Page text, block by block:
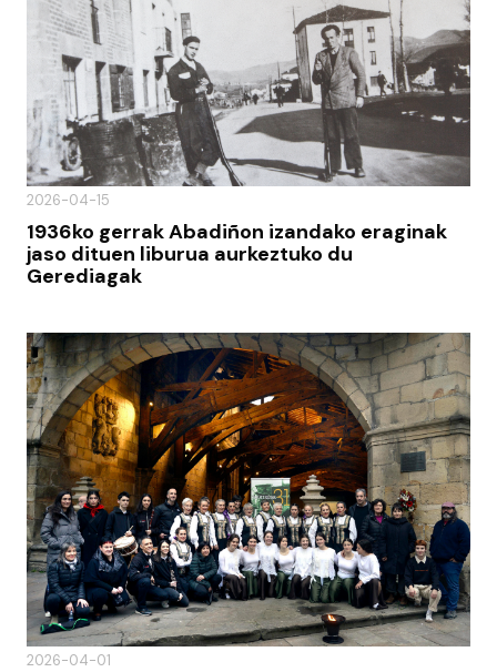
2026-04-15
1936ko gerrak Abadiñon izandako eraginak
jaso dituen liburua aurkeztuko du
Gerediagak
2026-04-01